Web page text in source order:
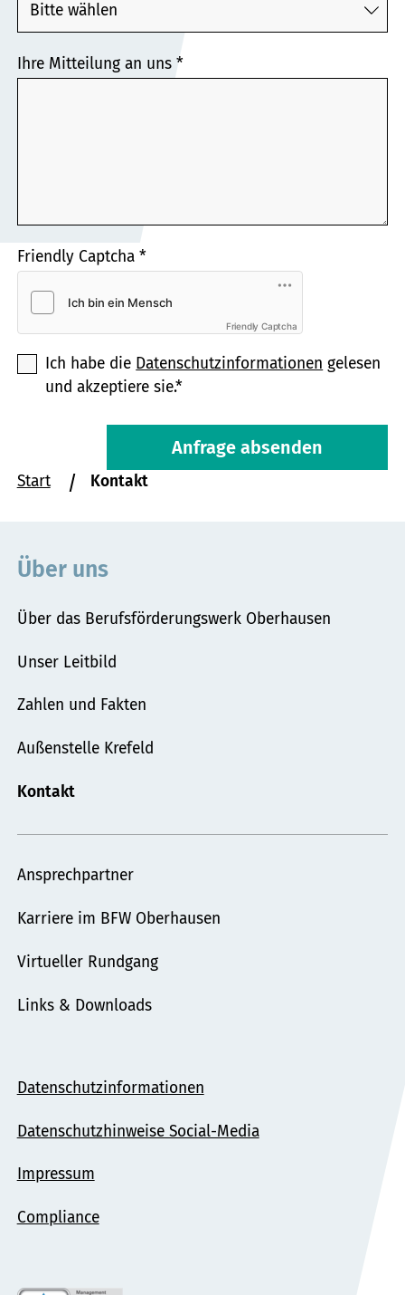
Ihre Mitteilung an uns *
Friendly Captcha *
Friendly Captcha
Ich habe die Datenschutzinformationen gelesen
und akzeptiere sie.*
Anfrage absenden
Sie
Start Kontakt
Über uns
Über das Berufsförderungswerk Oberhausen
Unser Leitbild
Zahlen und Fakten
Außenstelle Krefeld
Kontakt
Ansprechpartner
Karriere im BFW Oberhausen
Virtueller Rundgang
Links & Downloads
Datenschutzinformationen
Datenschutzhinweise Social-Media
Impressum
Compliance